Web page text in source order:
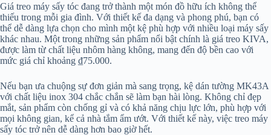
Giá treo máy sấy tóc đang trở thành một món đồ hữu ích không thể
thiếu trong mỗi gia đình. Với thiết kế đa dạng và phong phú, bạn có
thể dễ dàng lựa chọn cho mình một kệ phù hợp với nhiều loại máy sấy
khác nhau. Một trong những sản phẩm nổi bật chính là giá treo KIVA,
được làm từ chất liệu nhôm hàng không, mang đến độ bền cao với
mức giá chỉ khoảng ₫75.000.
Nếu bạn ưa chuộng sự đơn giản mà sang trọng, kệ dán tường MK43A
với chất liệu inox 304 chắc chắn sẽ làm bạn hài lòng. Không chỉ đẹp
mắt, sản phẩm còn chống gỉ và có khả năng chịu lực lớn, phù hợp với
mọi không gian, kể cả nhà tắm ẩm ướt. Với thiết kế này, việc treo máy
sấy tóc trở nên dễ dàng hơn bao giờ hết.